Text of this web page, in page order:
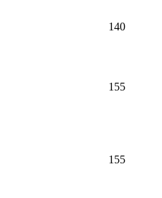
140
155
155